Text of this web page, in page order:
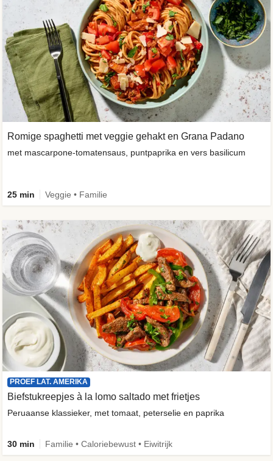
Romige spaghetti met veggie gehakt en Grana Padano
met mascarpone-tomatensaus, puntpaprika en vers basilicum
25 min Veggie • Familie
PROEF LAT. AMERIKA
Biefstukreepjes à la lomo saltado met frietjes
Peruaanse klassieker, met tomaat, peterselie en paprika
30 min Familie • Caloriebewust • Eiwitrijk